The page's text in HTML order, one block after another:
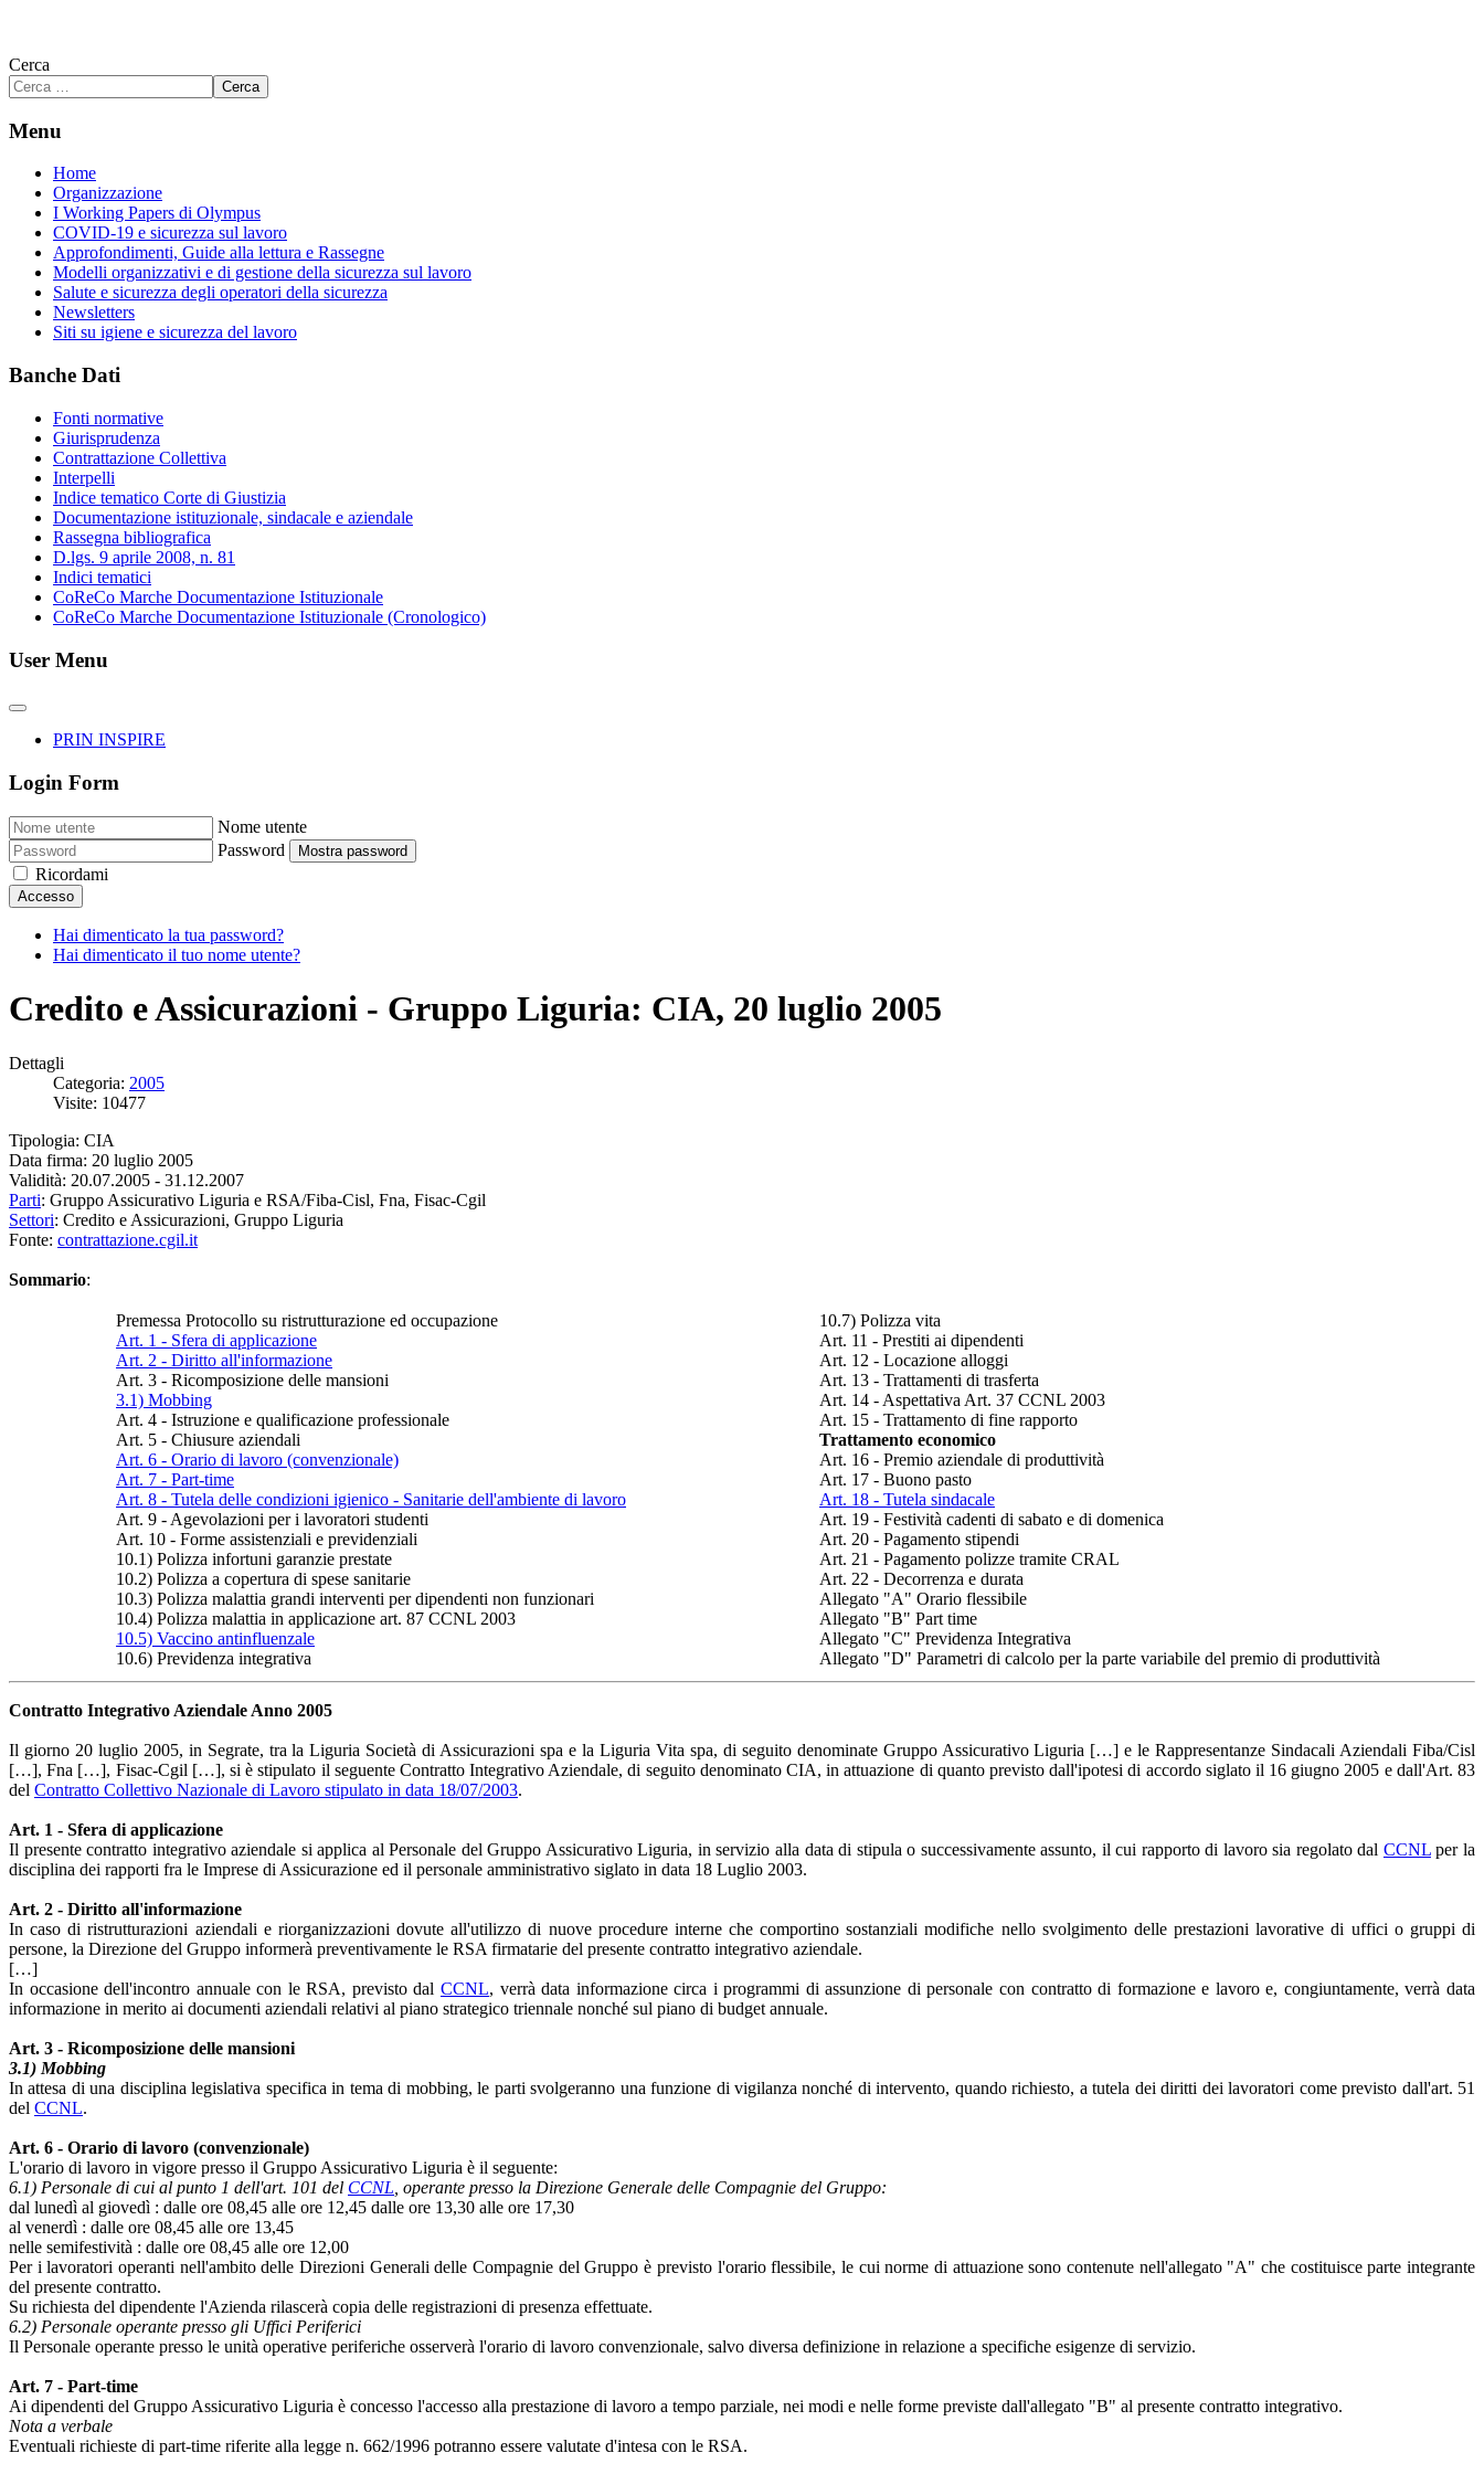
Cerca
Cerca
Menu
Home
Organizzazione
I Working Papers di Olympus
COVID-19 e sicurezza sul lavoro
Approfondimenti, Guide alla lettura e Rassegne
Modelli organizzativi e di gestione della sicurezza sul lavoro
Salute e sicurezza degli operatori della sicurezza
Newsletters
Siti su igiene e sicurezza del lavoro
Banche Dati
Fonti normative
Giurisprudenza
Contrattazione Collettiva
Interpelli
Indice tematico Corte di Giustizia
Documentazione istituzionale, sindacale e aziendale
Rassegna bibliografica
D.lgs. 9 aprile 2008, n. 81
Indici tematici
CoReCo Marche Documentazione Istituzionale
CoReCo Marche Documentazione Istituzionale (Cronologico)
User Menu
PRIN INSPIRE
Login Form
Nome utente
Password
Mostra password
Ricordami
Accesso
Hai dimenticato la tua password?
Hai dimenticato il tuo nome utente?
Credito e Assicurazioni - Gruppo Liguria: CIA, 20 luglio 2005
Dettagli
Categoria: 2005
Visite: 10477
Tipologia: CIA
Data firma: 20 luglio 2005
Validità: 20.07.2005 - 31.12.2007
Parti: Gruppo Assicurativo Liguria e RSA/Fiba-Cisl, Fna, Fisac-Cgil
Settori: Credito e Assicurazioni, Gruppo Liguria
Fonte: contrattazione.cgil.it
Sommario:
Premessa Protocollo su ristrutturazione ed occupazione
Art. 1 - Sfera di applicazione
Art. 2 - Diritto all'informazione
Art. 3 - Ricomposizione delle mansioni
3.1) Mobbing
Art. 4 - Istruzione e qualificazione professionale
Art. 5 - Chiusure aziendali
Art. 6 - Orario di lavoro (convenzionale)
Art. 7 - Part-time
Art. 8 - Tutela delle condizioni igienico - Sanitarie dell'ambiente di lavoro
Art. 9 - Agevolazioni per i lavoratori studenti
Art. 10 - Forme assistenziali e previdenziali
10.1) Polizza infortuni garanzie prestate
10.2) Polizza a copertura di spese sanitarie
10.3) Polizza malattia grandi interventi per dipendenti non funzionari
10.4) Polizza malattia in applicazione art. 87 CCNL 2003
10.5) Vaccino antinfluenzale
10.6) Previdenza integrativa
10.7) Polizza vita
Art. 11 - Prestiti ai dipendenti
Art. 12 - Locazione alloggi
Art. 13 - Trattamenti di trasferta
Art. 14 - Aspettativa Art. 37 CCNL 2003
Art. 15 - Trattamento di fine rapporto
Trattamento economico
Art. 16 - Premio aziendale di produttività
Art. 17 - Buono pasto
Art. 18 - Tutela sindacale
Art. 19 - Festività cadenti di sabato e di domenica
Art. 20 - Pagamento stipendi
Art. 21 - Pagamento polizze tramite CRAL
Art. 22 - Decorrenza e durata
Allegato "A" Orario flessibile
Allegato "B" Part time
Allegato "C" Previdenza Integrativa
Allegato "D" Parametri di calcolo per la parte variabile del premio di produttività
Contratto Integrativo Aziendale Anno 2005
Il giorno 20 luglio 2005, in Segrate, tra la Liguria Società di Assicurazioni spa e la Liguria Vita spa, di seguito denominate Gruppo Assicurativo Liguria […] e le Rappresentanze Sindacali Aziendali Fiba/Cisl
[…], Fna […], Fisac-Cgil […], si è stipulato il seguente Contratto Integrativo Aziendale, di seguito denominato CIA, in attuazione di quanto previsto dall'ipotesi di accordo siglato il 16 giugno 2005 e dall'Art. 83
del Contratto Collettivo Nazionale di Lavoro stipulato in data 18/07/2003.
Art. 1 - Sfera di applicazione
Il presente contratto integrativo aziendale si applica al Personale del Gruppo Assicurativo Liguria, in servizio alla data di stipula o successivamente assunto, il cui rapporto di lavoro sia regolato dal CCNLper la
disciplina dei rapporti fra le Imprese di Assicurazione ed il personale amministrativo siglato in data 18 Luglio 2003.
Art. 2 - Diritto all'informazione
In caso di ristrutturazioni aziendali e riorganizzazioni dovute all'utilizzo di nuove procedure interne che comportino sostanziali modifiche nello svolgimento delle prestazioni lavorative di uffici o gruppi di
persone, la Direzione del Gruppo informerà preventivamente le RSA firmatarie del presente contratto integrativo aziendale.
[…]
In occasione dell'incontro annuale con le RSA, previsto dal CCNL, verrà data informazione circa i programmi di assunzione di personale con contratto di formazione e lavoro e, congiuntamente, verrà data
informazione in merito ai documenti aziendali relativi al piano strategico triennale nonché sul piano di budget annuale.
Art. 3 - Ricomposizione delle mansioni
3.1) Mobbing
In attesa di una disciplina legislativa specifica in tema di mobbing, le parti svolgeranno una funzione di vigilanza nonché di intervento, quando richiesto, a tutela dei diritti dei lavoratori come previsto dall'art. 51
del CCNL.
Art. 6 - Orario di lavoro (convenzionale)
L'orario di lavoro in vigore presso il Gruppo Assicurativo Liguria è il seguente:
6.1) Personale di cui al punto 1 dell'art. 101 del CCNL , operante presso la Direzione Generale delle Compagnie del Gruppo:
dal lunedì al giovedì : dalle ore 08,45 alle ore 12,45 dalle ore 13,30 alle ore 17,30
al venerdì : dalle ore 08,45 alle ore 13,45
nelle semifestività : dalle ore 08,45 alle ore 12,00
Per i lavoratori operanti nell'ambito delle Direzioni Generali delle Compagnie del Gruppo è previsto l'orario flessibile, le cui norme di attuazione sono contenute nell'allegato "A" che costituisce parte integrante
del presente contratto.
Su richiesta del dipendente l'Azienda rilascerà copia delle registrazioni di presenza effettuate.
6.2) Personale operante presso gli Uffici Periferici
Il Personale operante presso le unità operative periferiche osserverà l'orario di lavoro convenzionale, salvo diversa definizione in relazione a specifiche esigenze di servizio.
Art. 7 - Part-time
Ai dipendenti del Gruppo Assicurativo Liguria è concesso l'accesso alla prestazione di lavoro a tempo parziale, nei modi e nelle forme previste dall'allegato "B" al presente contratto integrativo.
Nota a verbale
Eventuali richieste di part-time riferite alla legge n. 662/1996 potranno essere valutate d'intesa con le RSA.